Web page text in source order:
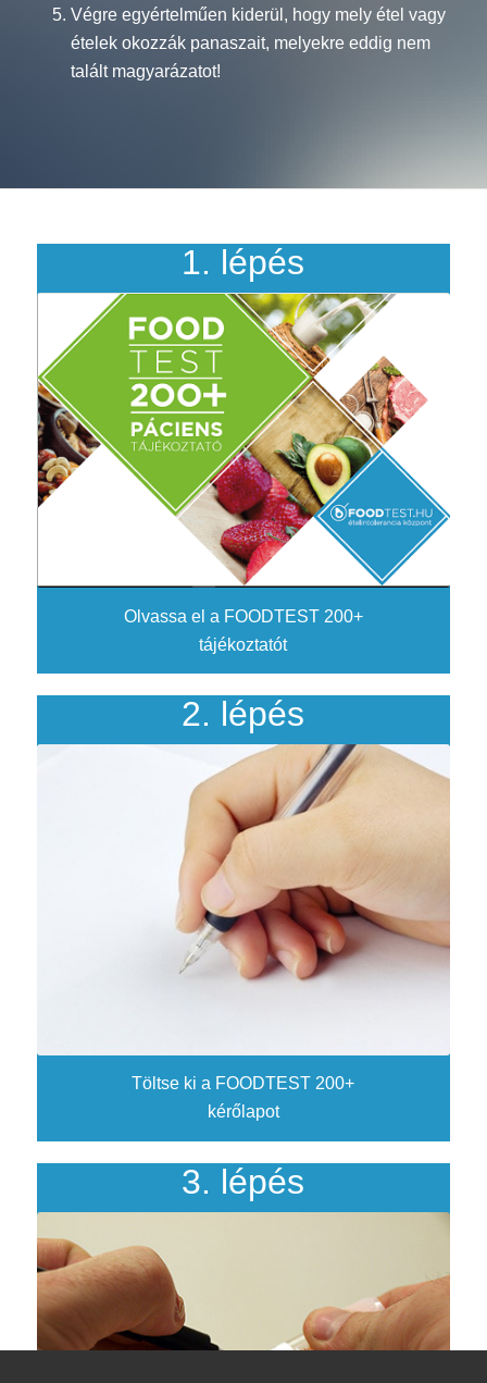
Végre egyértelműen kiderül, hogy mely étel vagy
ételek okozzák panaszait, melyekre eddig nem
talált magyarázatot!
1. lépés
Olvassa el a FOODTEST 200+
tájékoztatót
2. lépés
Töltse ki a FOODTEST 200+
kérőlapot
3. lépés